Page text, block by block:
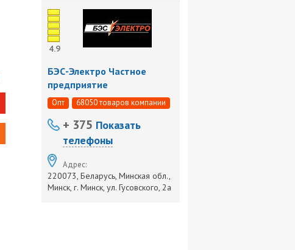
4.9
БЭС-Электро Частное
предприятие
Опт 68050 товаров компании
+ 375 Показать
телефоны
Адрес:
220073, Беларусь, Минская обл.,
Минск, г. Минск, ул. Гусовского, 2а